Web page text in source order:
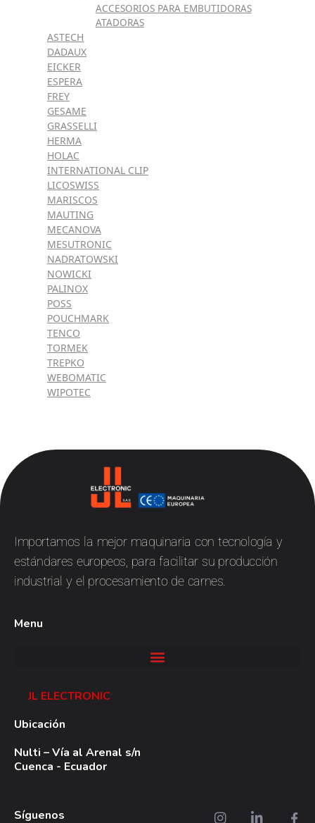
ACCESORIOS PARA EMBUTIDORAS
ATADORAS
ASTECH
DADAUX
EICKER
ESPERA
FREY
GESAME
GRASSELLI
HERMA
HOLAC
INTERNATIONAL CLIP
LICOSWISS
MARISCOS
MAUTING
MECANOVA
MESUTRONIC
NADRATOWSKI
NOWICKI
PALINOX
POSS
POUCHMARK
TENCO
TORMEK
TREPKO
WEBOMATIC
WIPOTEC
Importamos la mejor maquinaria con tecnología y
estándares europeos, para facilitar su producción
industrial y el procesamiento de carnes.
Menu
JL ELECTRONIC
Ubicación
Nulti – Vía al Arenal s/n
Cuenca - Ecuador
Síguenos